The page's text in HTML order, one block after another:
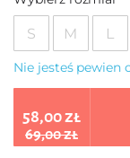
S M L
Nie jesteś pewien
58,00 zł
69,00 zł